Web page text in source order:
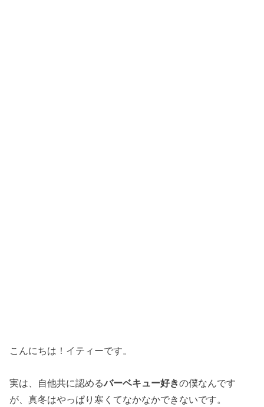
こんにちは！イティーです。
実は、自他共に認めるバーベキュー好きの僕なんです
が、真冬はやっぱり寒くてなかなかできないです。